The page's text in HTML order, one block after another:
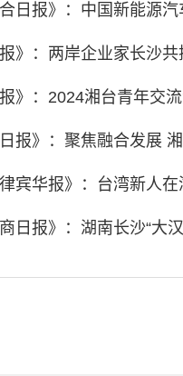
日报》：中国新能源
》：两岸企业家长沙
》：2024湘台青年交
报》：聚焦融合发展
日报》：湖南长沙“大